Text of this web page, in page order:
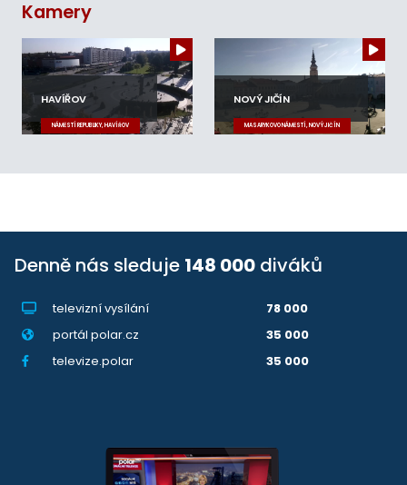
Kamery
HAVÍŘOV
NÁMĚSTÍ REPUBLIKY, HAVÍŘOV
NOVÝ JIČÍN
MASARYKOVO NÁMĚSTÍ, NOVÝ JIČÍN
Denně nás sleduje 148 000 diváků
televizní vysílání
78 000
portál polar.cz
35 000
televize.polar
35 000